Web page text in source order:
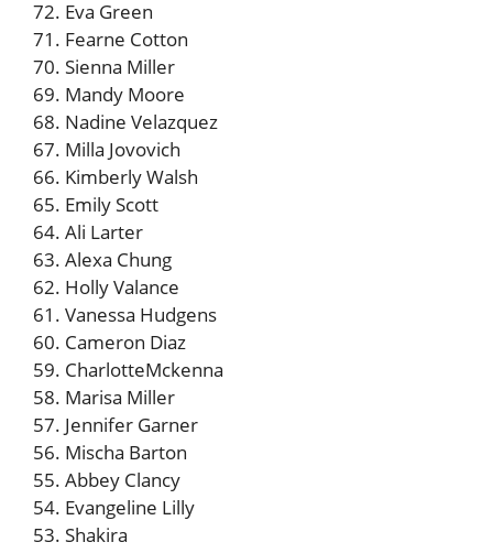
72. Eva Green
71. Fearne Cotton
70. Sienna Miller
69. Mandy Moore
68. Nadine Velazquez
67. Milla Jovovich
66. Kimberly Walsh
65. Emily Scott
64. Ali Larter
63. Alexa Chung
62. Holly Valance
61. Vanessa Hudgens
60. Cameron Diaz
59. CharlotteMckenna
58. Marisa Miller
57. Jennifer Garner
56. Mischa Barton
55. Abbey Clancy
54. Evangeline Lilly
53. Shakira